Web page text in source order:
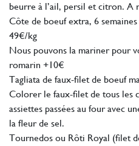
beurre à l’ail, persil et citron. A
Côte de boeuf extra, 6
49€/kg
Nous pouvons la mariner pour
romarin +10€
Tagliata de faux-filet de boeuf
Colorer le faux-filet de tous les
assiettes passées au four avec
la fleur de sel.
Tournedos ou Rôti Royal (filet